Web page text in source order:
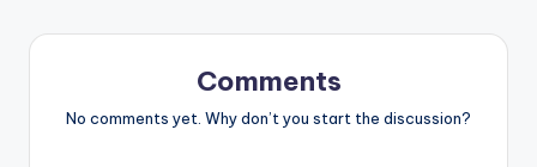
Comments
No comments yet. Why don’t you start the discussion?